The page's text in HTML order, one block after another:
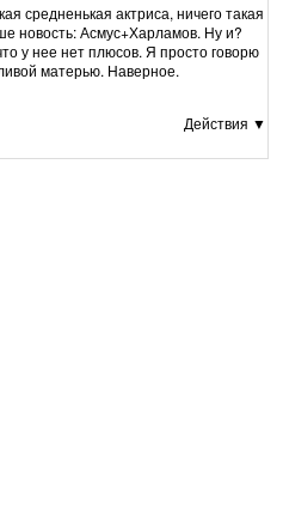
средненькая актриса, ничего такая
новость: Асмус+Харламов. Ну и?
у нее нет плюсов. Я просто говорю
матерью. Наверное.
Действия ▼